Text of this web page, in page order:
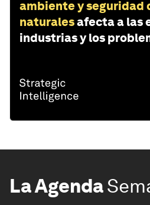
ambiente y seguridad
naturalesafecta a las
industrias y los
La Agenda